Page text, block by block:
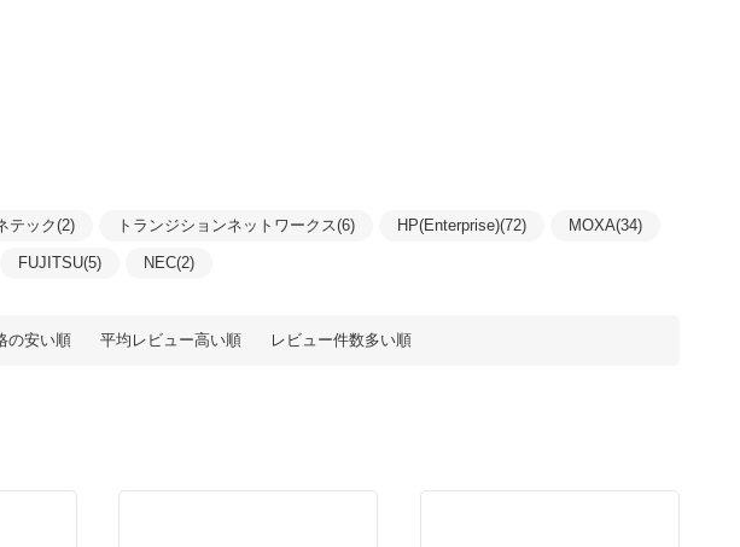
テック(2) トランジションネットワークス(6) HP(Enterprise)(72) MOXA(34)
FUJITSU(5) NEC(2)
の安い順 平均レビュー高い順 レビュー件数多い順